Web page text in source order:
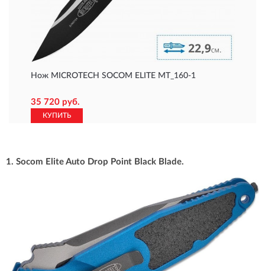
Нож MICROTECH SOCOM ELITE MT_160-1
35 720 руб.
КУПИТЬ
1. Socom Elite Auto Drop Point Black Blade.